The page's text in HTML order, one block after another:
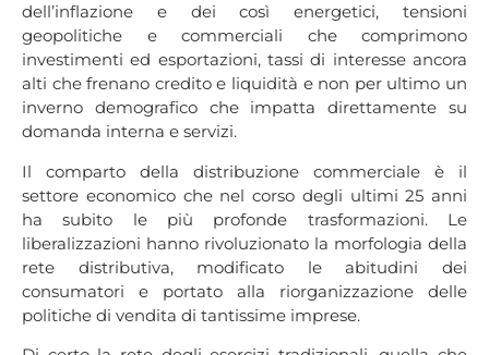
dell’inflazione e dei così energetici, tensioni
geopolitiche e commerciali che comprimono
investimenti ed esportazioni, tassi di interesse ancora
alti che frenano credito e liquidità e non per ultimo un
inverno demografico che impatta direttamente su
domanda interna e servizi.
Il comparto della distribuzione commerciale è il
settore economico che nel corso degli ultimi 25 anni
ha subito le più profonde trasformazioni. Le
liberalizzazioni hanno rivoluzionato la morfologia della
rete distributiva, modificato le abitudini dei
consumatori e portato alla riorganizzazione delle
politiche di vendita di tantissime imprese.